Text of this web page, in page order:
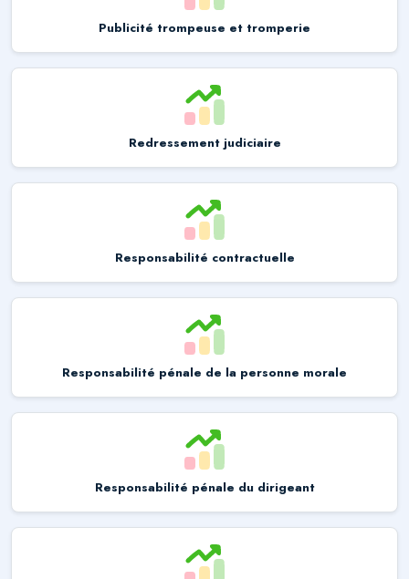
Publicité trompeuse et tromperie
Redressement judiciaire
Responsabilité contractuelle
Responsabilité pénale de la personne morale
Responsabilité pénale du dirigeant